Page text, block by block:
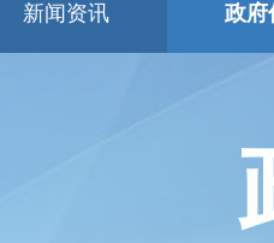
新闻资讯 政府